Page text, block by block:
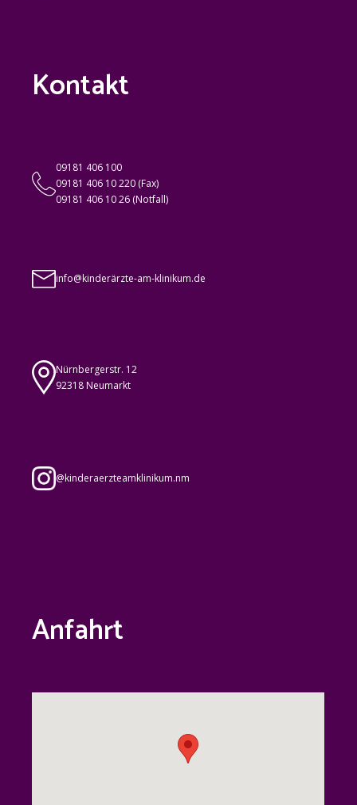
Kontakt
09181 406 100
09181 406 10 220 (Fax)
09181 406 10 26 (Notfall)
info@kinderärzte-am-klinikum.de
Nürnbergerstr. 12
92318 Neumarkt
@kinderaerzteamklinikum.nm
Anfahrt